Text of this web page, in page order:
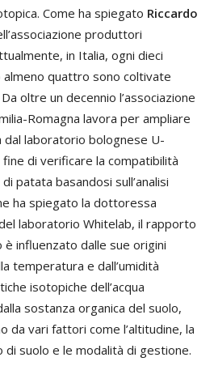
Come ha spiegato Riccardo
produttori
in Italia, ogni dieci
quattro sono coltivate
oltre un decennio l’associazione
Romagna lavora per ampliare
dal laboratorio bolognese U-
di verificare la compatibilità
patata basandosi sull’analisi
ha spiegato la dottoressa
laboratorio Whitelab, il rapporto
influenzato dalle sue origini
temperatura e dall’umidità
isotopiche dell’acqua
sostanza organica del suolo,
da vari fattori come l’altitudine, la
di suolo e le modalità di gestione.